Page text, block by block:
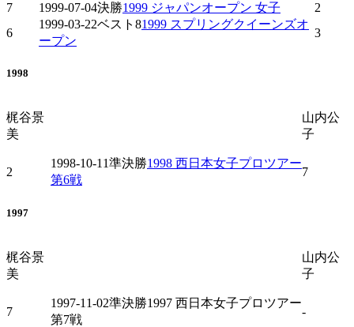
7
1999-07-04決勝1999 ジャパンオープン 女子
2
6
1999-03-22ベスト81999 スプリングクイーンズオ
ープン
3
1998
梶谷景
美
山内公
子
2
1998-10-11準決勝1998 西日本女子プロツアー
第6戦
7
1997
梶谷景
美
山内公
子
7
1997-11-02準決勝1997 西日本女子プロツアー
第7戦
-